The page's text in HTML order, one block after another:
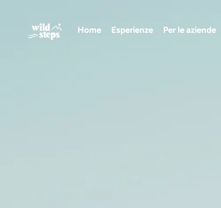
Home Esperienze Per le aziende